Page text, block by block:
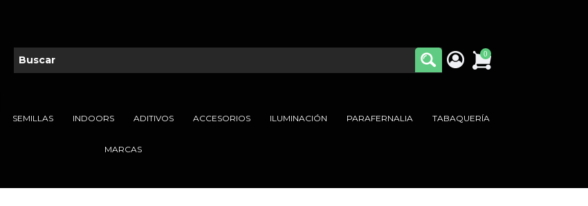
0
SEMILLAS INDOORS ADITIVOS ACCESORIOS ILUMINACIÓN PARAFERNALIA TABAQUERÍA
MARCAS